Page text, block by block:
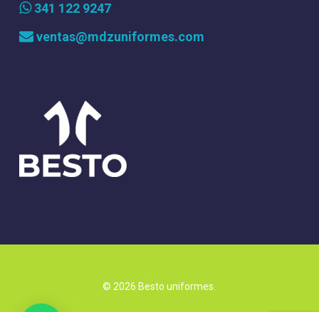
341 122 9247
ventas@mdzuniformes.com
© 2026 Besto uniformes.